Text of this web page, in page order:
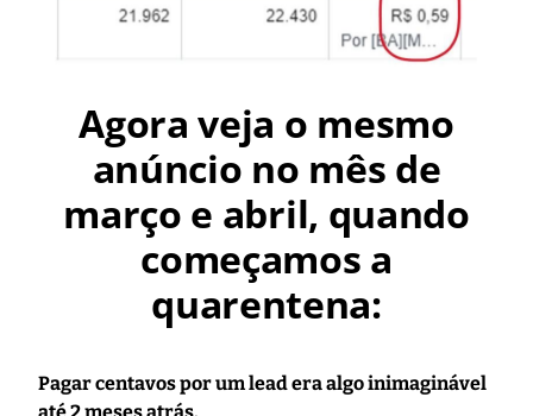
Agora veja o mesmo
anúncio no mês de
março e abril, quando
começamos a
quarentena:
Pagar centavos por um lead era algo inimaginável